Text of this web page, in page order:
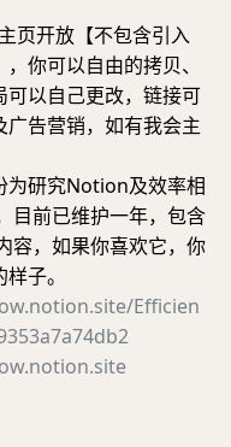
页开放【不包含引入
你可以自由的拷贝、
以自己更改，链接可
告营销，如有我会主
为研究Notion及效率相
目前已维护一年，包含
容，如果你喜欢它，你
子。
Efficien